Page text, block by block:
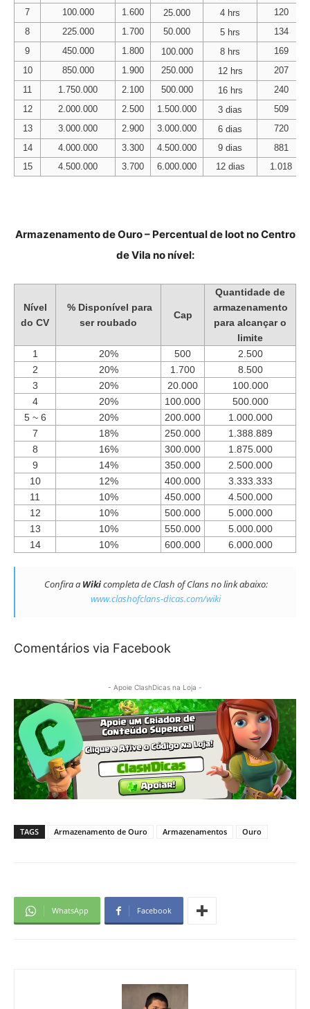
7
100.000 1.600 25.000 4 hrs
120
8
225.000 1.700 50.000 5 hrs
134
9
450.000 1.800 100.000 8 hrs
169
10
850.000 1.900 250.000 12 hrs
207
11
1.750.000 2.100 500.000 16 hrs
240
12
2.000.000 2.500 1.500.000 3 dias
509
13
3.000.000 2.900 3.000.000 6 dias
720
14
4.000.000 3.300 4.500.000 9 dias
881
15
4.500.000 3.700 6.000.000 12 dias 1.018
Armazenamento de Ouro – Percentual de loot no Centro
de Vila no nível:
Nível
do CV
% Disponível para
ser roubado
Cap
Quantidade de
armazenamento
para alcançar o
limite
1
20% 500
2.500
2
20% 1.700
8.500
3
20% 20.000
100.000
4
20% 100.000
500.000
5 ~ 6
20% 200.000
1.000.000
7
18% 250.000
1.388.889
8
16% 300.000
1.875.000
9
14% 350.000
2.500.000
10
12% 400.000
3.333.333
11
10% 450.000
4.500.000
12
10% 500.000
5.000.000
13
10% 550.000
5.000.000
14
10% 600.000 6.000.000
Confira a Wikicompleta de Clash of Clans no link abaixo:
www.clashofclans-dicas.com/wiki
Comentários via Facebook
- Apoie ClashDicas na Loja -
TAGS Armazenamento de Ouro Armazenamentos Ouro
WhatsApp Facebook